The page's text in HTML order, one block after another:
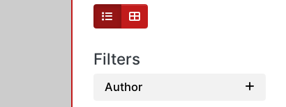
Filters
Author